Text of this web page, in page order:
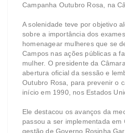
Campanha Outubro Rosa, na
A solenidade teve por objetivo
sobre a importância dos
homenagear mulheres que se
Campos nas ações públicas a
mulher. O presidente da
abertura oficial da sessão e
Outubro Rosa, para prevenir o
início em 1990, nos Estados
Ele destacou os avanços da
passou a ser implementada em
gestão de Governo Rosinha